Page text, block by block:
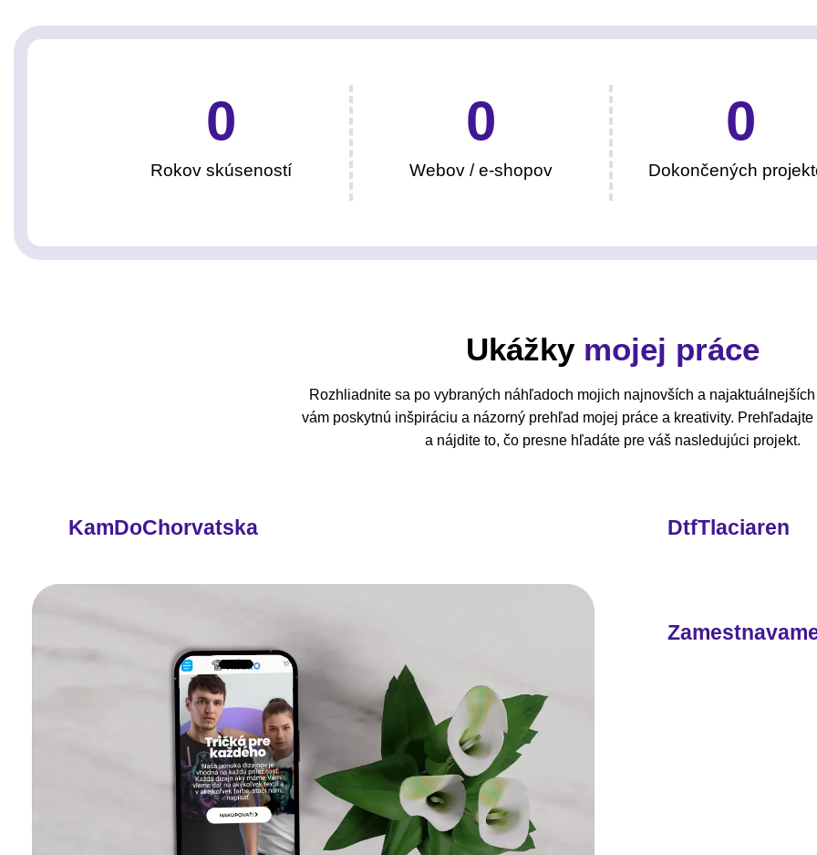
Rokov skúseností
0
Webov / e-shopov
0
Dokončených
0
Ukážkymojej práce
Rozhliadnite sa po vybraných náhľadoch mojich najnovších a
vám poskytnú inšpiráciu a názorný prehľad mojej práce a kreativity.
a nájdite to, čo presne hľadáte pre váš nasledujúci projekt.
KamDoChorvatska DtfTlaciaren